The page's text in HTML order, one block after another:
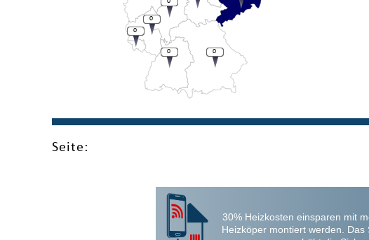
0
0
0 0
Seite:
30% Heizkosten einsparen mit
Heizköper montiert werden.